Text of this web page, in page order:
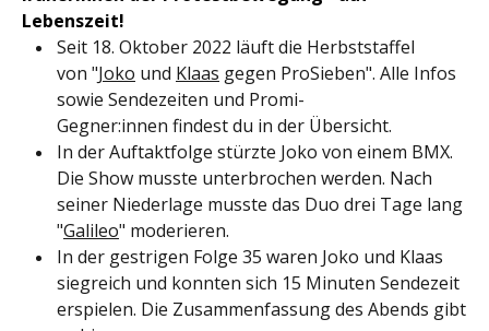
Lebenszeit!
Seit 18. Oktober 2022 läuft die Herbststaffel
von "Joko und Klaas gegen ProSieben". Alle Infos
sowie Sendezeiten und Promi-
Gegner:innen findest du in der Übersicht.
In der Auftaktfolge stürzte Joko von einem BMX.
Die Show musste unterbrochen werden. Nach
seiner Niederlage musste das Duo drei Tage lang
"Galileo" moderieren.
In der gestrigen Folge 35 waren Joko und Klaas
siegreich und konnten sich 15 Minuten Sendezeit
erspielen. Die Zusammenfassung des Abends gibt